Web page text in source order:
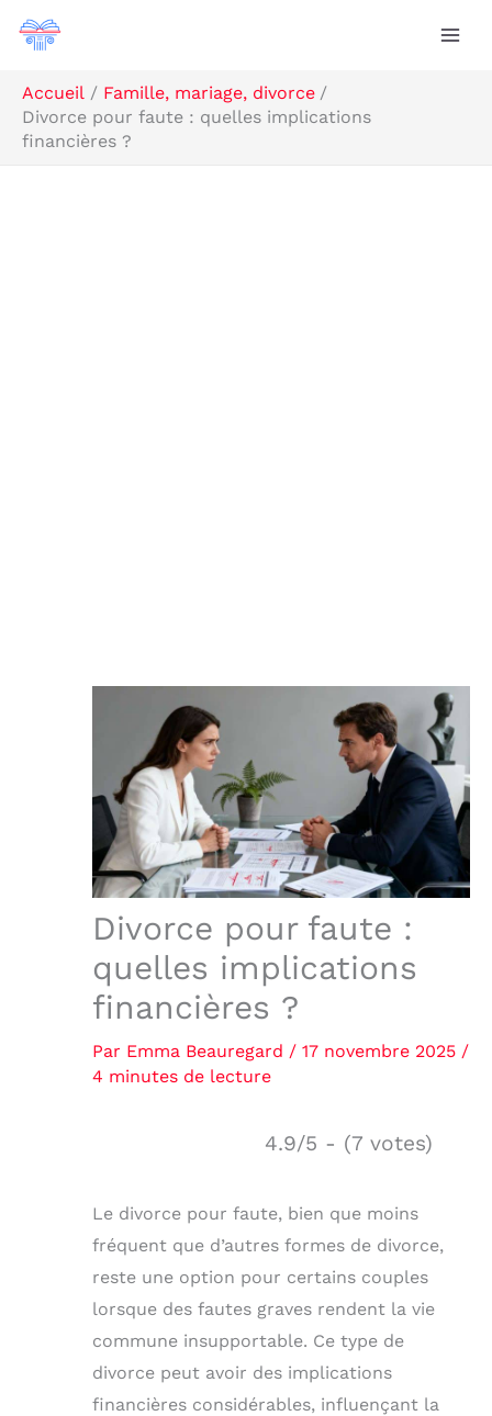
Aller
Accueil
Famille, mariage, divorce
Divorce pour faute : quelles implications
financières ?
Divorce pour faute :
quelles implications
financières ?
Par Emma Beauregard / 17 novembre 2025 /
4 minutes de lecture
4.9/5 - (7 votes)
Le divorce pour faute, bien que moins
fréquent que d’autres formes de divorce,
reste une option pour certains couples
lorsque des fautes graves rendent la vie
commune insupportable. Ce type de
divorce peut avoir des implications
financières considérables, influençant la
Rechercher